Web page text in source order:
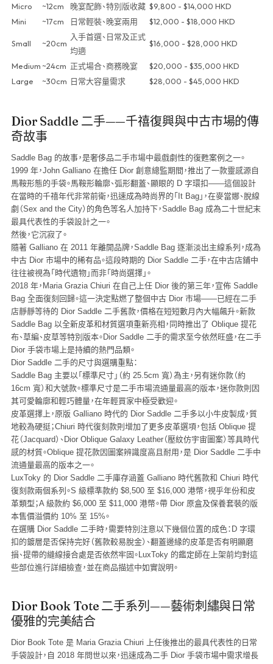
Micro
~12cm 晚宴配飾、特別版收藏 $9,800 - $14,000 HKD
Mini
~17cm 日常輕裝、晚宴兩用 $12,000 - $18,000 HKD
Small ~20cm
入手首選、日常及正式
均適
$16,000 - $28,000 HKD
Medium ~24cm 正式場合、商務晚宴
$20,000 - $35,000 HKD
Large
~30cm 日常大容量需求 $28,000 - $45,000 HKD
Dior Saddle 二手——千禧復興與中古市場的傳
奇故事
Saddle Bag 的故事，是奢侈品二手市場中最戲劇性的復甦案例之一。
1999 年，John Galliano 在擔任 Dior 創意總監期間，推出了一款靈感源自
馬鞍形態的手袋。馬鞍形輪廓、弧形翻蓋、顯眼的 D 字環扣——這個設計
在當時的千禧年代非常前衛，迅速成為時尚界的「It Bag」，在麥當娜、脫線
劇（Sex and the City）的角色等名人加持下，Saddle Bag 成為二十世紀末
最具代表性的手袋設計之一。
然後，它沉寂了。
隨著 Galliano 在 2011 年離開品牌，Saddle Bag 逐漸淡出主線系列，成為
中古 Dior 市場中的稀有品。這段時期的 Dior Saddle 二手，在中古店鋪中
往往被視為「時代遺物」而非「時尚選擇」。
2018 年，Maria Grazia Chiuri 在自己上任 Dior 後的第三年，宣佈 Saddle
Bag 全面復刻回歸。這一決定點燃了整個中古 Dior 市場——已經在二手
店靜靜等待的 Dior Saddle 二手舊款，價格在短短數月內大幅飆升。新款
Saddle Bag 以全新皮革和材質選項重新亮相，同時推出了 Oblique 提花
布、草編、皮草等特別版本。Dior Saddle 二手的需求至今依然旺盛，在二手
Dior 手袋市場上是持續的熱門品類。
Dior Saddle 二手的尺寸與選購重點：
Saddle Bag 主要以「標準尺寸」（約 25.5cm 寬）為主，另有迷你款（約
16cm 寬）和大號款。標準尺寸是二手市場流通量最高的版本，迷你款則因
其可愛輪廓和輕巧體量，在年輕買家中極受歡迎。
皮革選擇上，原版 Galliano 時代的 Dior Saddle 二手多以小牛皮製成，質
地較為硬挺；Chiuri 時代復刻款則增加了更多皮革選項，包括 Oblique 提
花（Jacquard）、Dior Oblique Galaxy Leather（壓紋仿宇宙圖案）等具時代
感的材質。Oblique 提花款因圖案辨識度高且耐用，是 Dior Saddle 二手中
流通量最高的版本之一。
LuxToky 的 Dior Saddle 二手庫存涵蓋 Galliano 時代舊款和 Chiuri 時代
復刻款兩個系列。S 級標準款約 $8,500 至 $16,000 港幣，視乎年份和皮
革類型；A 級款約 $6,000 至 $11,000 港幣。帶 Dior 原盒及保養套裝的版
本售價溢價約 10% 至 15%。
在選購 Dior Saddle 二手時，需要特別注意以下幾個位置的成色：D 字環
扣的鍍層是否保持完好（舊款較易脫金）、翻蓋邊緣的皮革是否有明顯磨
損、提帶的縫線接合處是否依然牢固。LuxToky 的鑑定師在上架前均對這
些部位進行詳細檢查，並在商品描述中如實說明。
Dior Book Tote 二手系列——藝術刺繡與日常
優雅的完美結合
Dior Book Tote 是 Maria Grazia Chiuri 上任後推出的最具代表性的日常
手袋設計，自 2018 年問世以來，迅速成為二手 Dior 手袋市場中需求增長